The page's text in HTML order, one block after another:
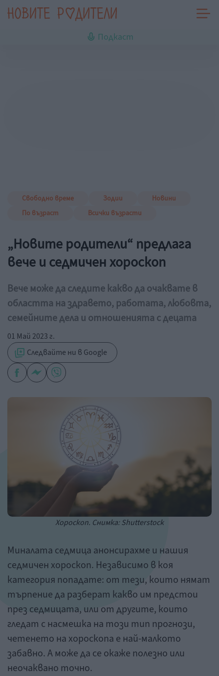
Подкаст
Свободно време Зодии
Новини
По възраст
Всички възрасти
„Новите родители“ предлага
вече и седмичен хороскоп
Вече може да следите какво да очаквате в
областта на здравето, работата, любовта,
семейните дела и отношенията с децата
01 Май 2023 г.
Следвайте ни в Google
Хороскоп. Снимка: Shutterstock
Миналата седмица анонсирахме и нашия
седмичен хороскоп. Независимо в коя
категория попадате: от тези, които нямат
търпение да разберат какво им предстои
през седмицата, или от другите, които
гледат с насмешка на този тип прогнози,
четенето на хороскопа е най-малкото
забавно. А може да се окаже полезно или
неочаквано точно.